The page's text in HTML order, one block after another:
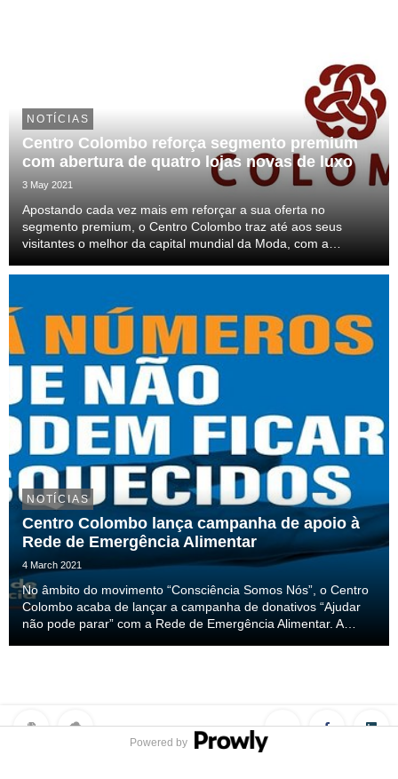
NOTÍCIAS
Centro Colombo reforça segmento premium
com abertura de quatro lojas novas de luxo
3 May 2021
Apostando cada vez mais em reforçar a sua oferta no
segmento premium, o Centro Colombo traz até aos seus
visitantes o melhor da capital mundial da Moda, com a
breve o Centro vai receber as insígnias de origem pari...
NOTÍCIAS
Centro Colombo lança campanha de apoio à
Rede de Emergência Alimentar
4 March 2021
No âmbito do movimento “Consciência Somos Nós”, o Centro
Colombo acaba de lançar a campanha de donativos “Ajudar
não pode parar” com a Rede de Emergência Alimentar. A
Powered by